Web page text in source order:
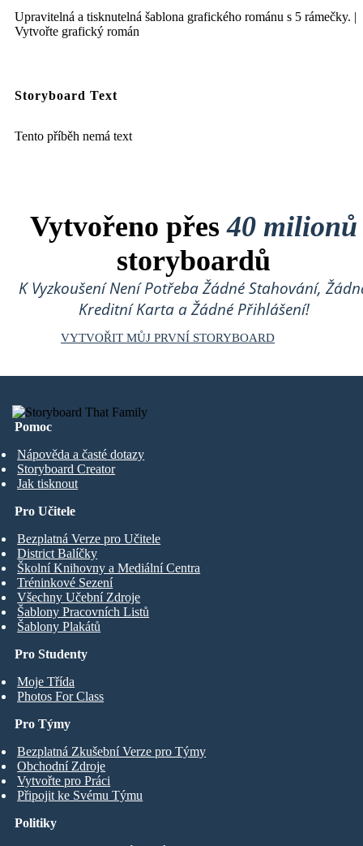
Upravitelná a tisknutelná šablona grafického románu s 5 rámečky. |
Vytvořte grafický román
Storyboard Text
Tento příběh nemá text
Vytvořeno přes40 milionů
storyboardů
K Vyzkoušení Není Potřeba Žádné Stahování,
Kreditní Karta a Žádné Přihlášení!
VYTVOŘIT MŮJ PRVNÍ STORYBOARD
Pomoc
Nápověda a časté dotazy
Storyboard Creator
Jak tisknout
Pro Studenty
Moje Třída
Photos For Class
Pro Učitele
Bezplatná Verze pro Učitele
District Balíčky
Školní Knihovny a Mediální Centra
Tréninkové Sezení
Všechny Učební Zdroje
Šablony Pracovních Listů
Šablony Plakátů
Pro Týmy
Bezplatná Zkušební Verze pro Týmy
Obchodní Zdroje
Vytvořte pro Práci
Připojit ke Svému Týmu
Politiky